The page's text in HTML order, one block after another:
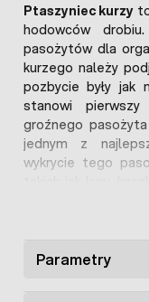
Ptaszyniec kurzy
hodowców
pasożytów dla
kurzego należy
pozbycie były jak
stanowi
groźnego
jednym z
wykrycie tego
bezpośrednio w
Parametry